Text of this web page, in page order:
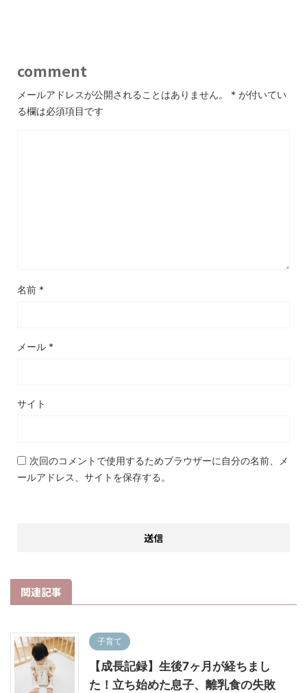
comment
メールアドレスが公開されることはありません。 * が付いてい
る欄は必須項目です
名前 *
メール *
サイト
次回のコメントで使用するためブラウザーに自分の名前、メ
ールアドレス、サイトを保存する。
関連記事
子育て
【成長記録】生後7ヶ月が経ちまし
た！立ち始めた息子、離乳食の失敗